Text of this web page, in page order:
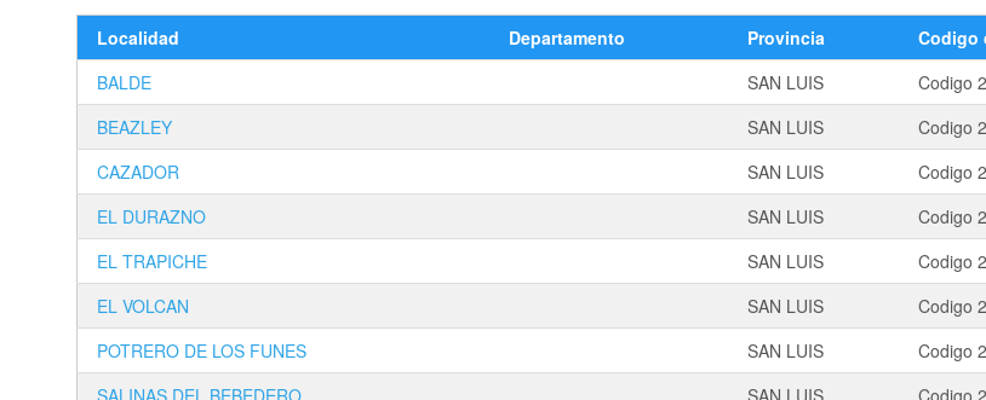
Localidad Departamento Provincia
Codigo
BALDE
SAN LUIS
Codigo
BEAZLEY
SAN LUIS
Codigo
CAZADOR
SAN LUIS
Codigo
EL DURAZNO
SAN LUIS
Codigo
EL TRAPICHE
SAN LUIS
Codigo
EL VOLCAN
SAN LUIS
Codigo
POTRERO DE LOS FUNES
SAN LUIS
Codigo